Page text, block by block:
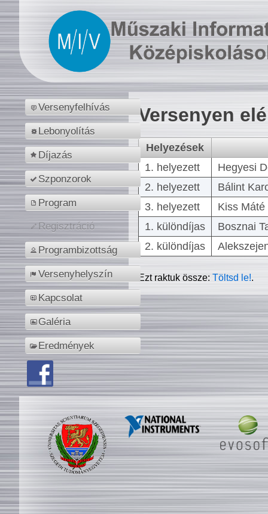
Versenyfelhívás
Lebonyolítás
Díjazás
Szponzorok
Program
Regisztráció
Programbizottság
Versenyhelyszín
Kapcsolat
Galéria
Eredmények
Versenyen
Helyezések
1. helyezett
Hegyesi
2. helyezett
Bálint
3. helyezett
Kiss
1. különdíjas
Bosznai
2. különdíjas
Ezt raktuk össze:Töltsd le!.